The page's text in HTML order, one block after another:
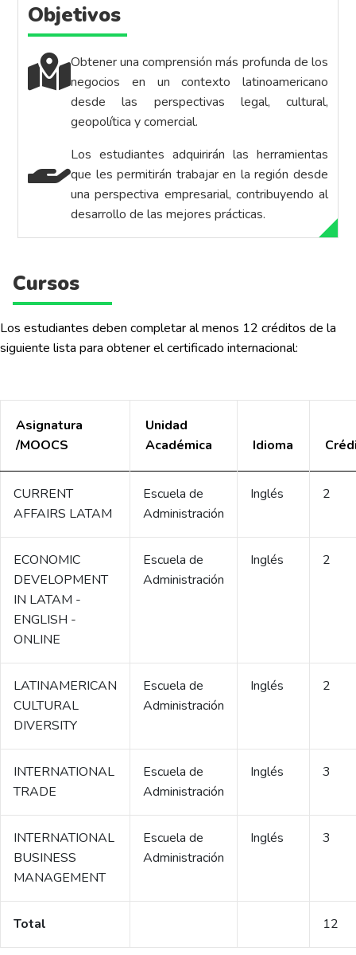
Objetivos
Obtener una comprensión más profunda de los
negocios en un contexto latinoamericano
desde las perspectivas legal, cultural,
geopolítica y comercial.
Los estudiantes adquirirán las herramientas
que les permitirán trabajar en la región desde
una perspectiva empresarial, contribuyendo al
desarrollo de las mejores prácticas.
Cursos
Los estudiantes deben completar al menos 12 créditos de la
siguiente lista para obtener el certificado internacional:
Asignatura
/MOOCS
Unidad
Académica
Idioma
CURRENT
AFFAIRS LATAM
Escuela de
Administración
Inglés 2
ECONOMIC
DEVELOPMENT
IN LATAM -
ENGLISH -
ONLINE
Escuela de
Administración
Inglés 2
LATINAMERICAN
CULTURAL
DIVERSITY
Escuela de
Administración
Inglés 2
INTERNATIONAL
TRADE
Escuela de
Administración
Inglés 3
INTERNATIONAL
BUSINESS
MANAGEMENT
Escuela de
Administración
Inglés 3
Total 12